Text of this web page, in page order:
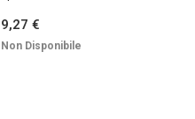
9,27 €
Non Disponibile